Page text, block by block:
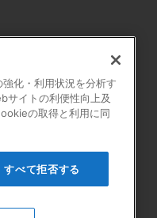
化・利用状況を分析す
サイトの利便性向上及
の取得と利用に同
すべて拒否する